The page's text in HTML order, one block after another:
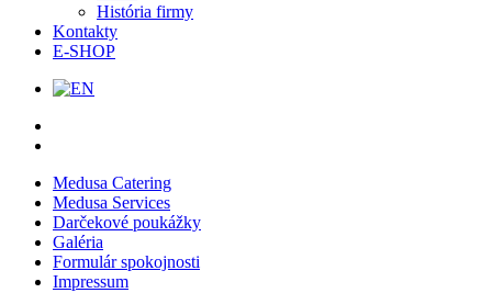
História firmy
Kontakty
E-SHOP
Medusa Catering
Medusa Services
Darčekové poukážky
Galéria
Formulár spokojnosti
Impressum